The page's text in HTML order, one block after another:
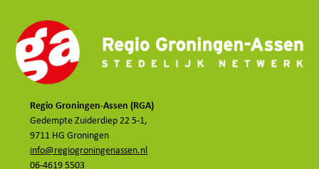
Regio Groningen-Assen (RGA)
Gedempte Zuiderdiep 22 5-1,
9711 HG Groningen
info@regiogroningenassen.nl
06-4619 5503